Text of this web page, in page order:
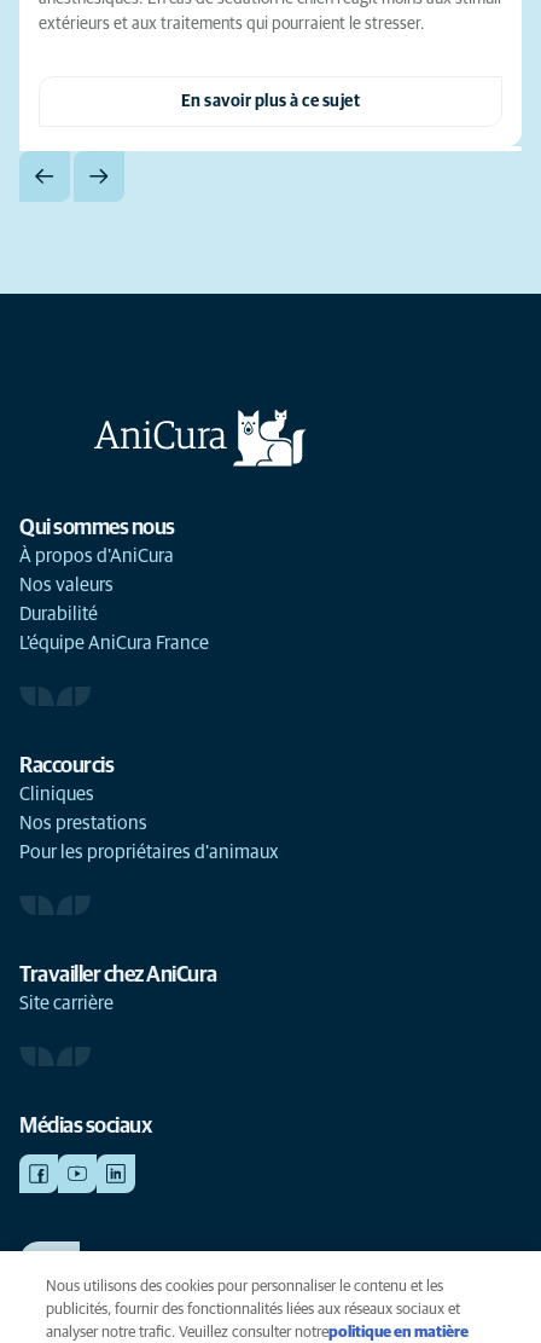
extérieurs et aux traitements qui pourraient le stresser.
En savoir plus à ce sujet
Qui sommes nous
À propos d'AniCura
Nos valeurs
Durabilité
L'équipe AniCura France
Raccourcis
Cliniques
Nos prestations
Pour les propriétaires d'animaux
Travailler chez AniCura
Site carrière
Médias sociaux
Voir nos offres d'emploi
Nous utilisons des cookies pour personnaliser le contenu et les
publicités, fournir des fonctionnalités liées aux réseaux sociaux et
analyser notre trafic. Veuillez consulter notrepolitique en matière